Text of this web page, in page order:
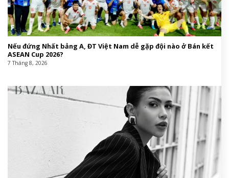
Nếu đứng Nhất bảng A, ĐT Việt Nam dễ gặp đội nào ở Bán kết
ASEAN Cup 2026?
7 Tháng 8, 2026